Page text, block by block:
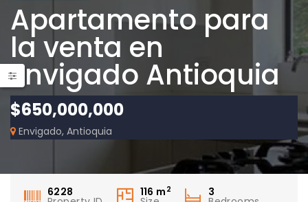
Apartamento para
la venta en
Envigado Antioquia
$650,000,000
Envigado, Antioquia
6228 116 m 2 3